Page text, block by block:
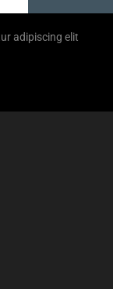
adipiscing elit